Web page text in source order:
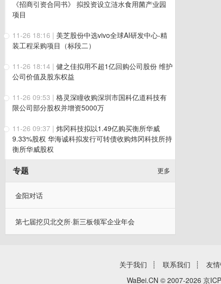
《招商引资合同书》 拟投资设立涟水食用菌产业园
项目
11-26 18:16 | 美芝股份中选vivo全球AI研发中心-精
装工程采购项目（标段二）
11-26 18:14 | 健之佳拟用不超1亿回购公司股份 维护
公司价值及股东权益
11-26 09:53 | 格灵深瞳收购深圳市国科亿道科技有
限公司部分股权并增资5000万
11-26 09:37 | 炜冈科技拟以1.49亿购买衡所华威
9.33%股权 华海诚科拟发行可转债收购炜冈科技所持
衡所华威股权
专题 更多
金阳对话
第七届挖贝北交所·新三板领军企业年会
关于我们 ┊ 联系我们 ┊
友
WaBei.CN © 2007-2026 京